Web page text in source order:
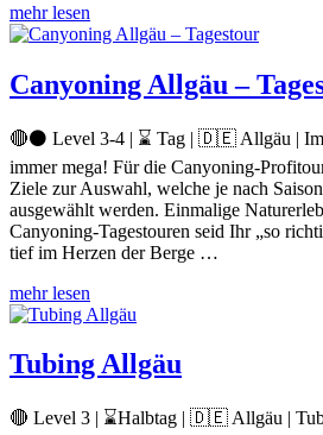
mehr lesen
Canyoning Allgäu –
🔴⚫ Level 3-4 | ⌛ Tag | 🇩🇪 Allgäu |
immer mega! Für die Canyoning-
Ziele zur Auswahl, welche je nach
ausgewählt werden. Einmalige
Canyoning-Tagestouren seid Ihr „so
tief im Herzen der Berge …
mehr lesen
Tubing Allgäu
🔴 Level 3 | ⌛Halbtag | 🇩🇪 Allgäu |